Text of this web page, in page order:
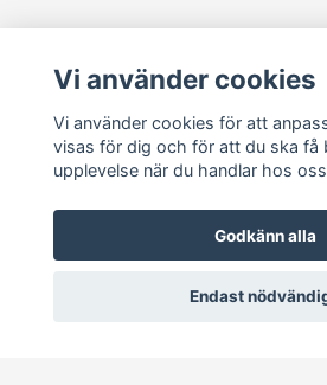
Vi använder cookies
Vi använder cookies för att
visas för dig och för att du ska få
upplevelse när du handlar hos
Godkänn alla
Endast